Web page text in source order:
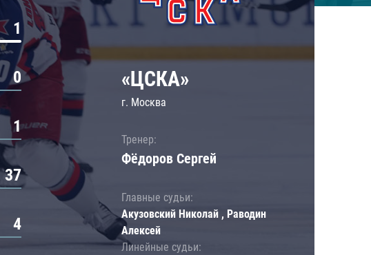
1
0
1
37
4
«ЦСКА»
г. Москва
Тренер:
Фёдоров Сергей
Главные судьи:
Акузовский Николай , Раводин
Алексей
Линейные судьи: